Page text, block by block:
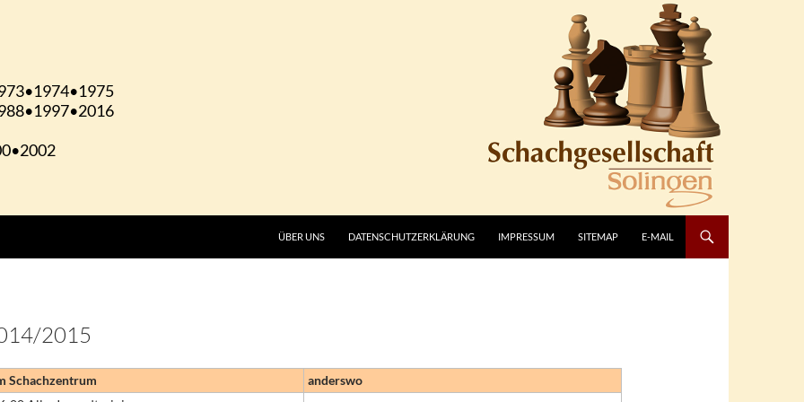
ÜBER UNS DATENSCHUTZERKLÄRUNG IMPRESSUM SITEMAP E-MAIL
2015
Schachzentrum
anderswo